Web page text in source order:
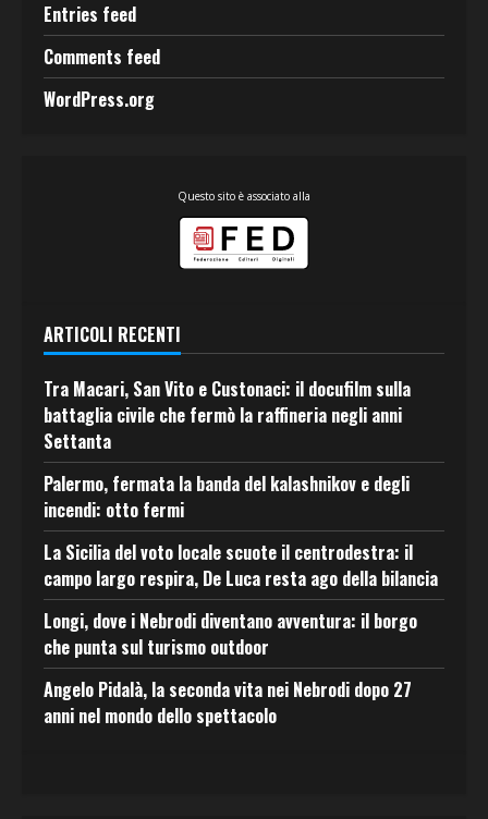
Entries feed
Comments feed
WordPress.org
Questo sito è associato alla
ARTICOLI RECENTI
Tra Macari, San Vito e Custonaci: il docufilm sulla
battaglia civile che fermò la raffineria negli anni
Settanta
Palermo, fermata la banda del kalashnikov e degli
incendi: otto fermi
La Sicilia del voto locale scuote il centrodestra: il
campo largo respira, De Luca resta ago della bilancia
Longi, dove i Nebrodi diventano avventura: il borgo
che punta sul turismo outdoor
Angelo Pidalà, la seconda vita nei Nebrodi dopo 27
anni nel mondo dello spettacolo